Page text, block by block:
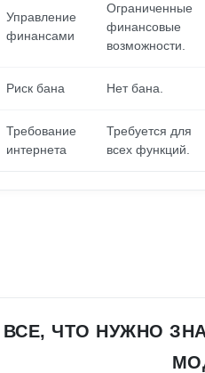
Управление
финансами
Ограниченные
финансовые
возможности.
Риск бана Нет бана.
Требование
интернета
Требуется для
всех функций.
ВСЕ, ЧТО НУЖНО